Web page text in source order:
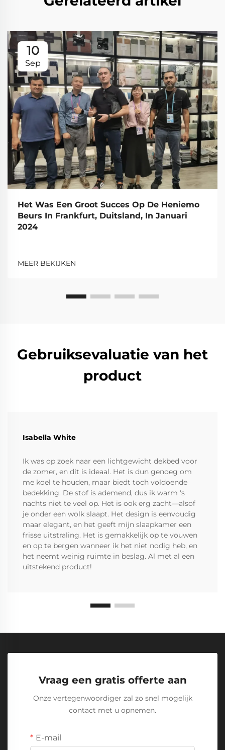
10
Sep
Het Was Een Groot Succes Op De Heniemo
Beurs In Frankfurt, Duitsland, In Januari
2024
MEER BEKIJKEN
Gebruiksevaluatie van het
product
Isabella White
Ik was op zoek naar een lichtgewicht dekbed voor
de zomer, en dit is ideaal. Het is dun genoeg om
me koel te houden, maar biedt toch voldoende
bedekking. De stof is ademend, dus ik warm 's
nachts niet te veel op. Het is ook erg zacht—alsof
je onder een wolk slaapt. Het design is eenvoudig
maar elegant, en het geeft mijn slaapkamer een
frisse uitstraling. Het is gemakkelijk op te vouwen
en op te bergen wanneer ik het niet nodig heb, en
het neemt weinig ruimte in beslag. Al met al een
uitstekend product!
Vraag een gratis offerte aan
Onze vertegenwoordiger zal zo snel mogelijk
contact met u opnemen.
E-mail